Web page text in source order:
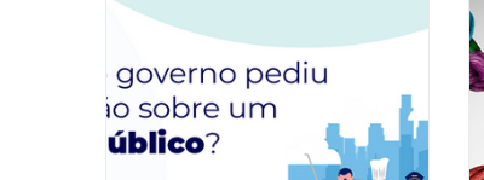
Avaliação de impacto
Relatório de Atividades e Impacto